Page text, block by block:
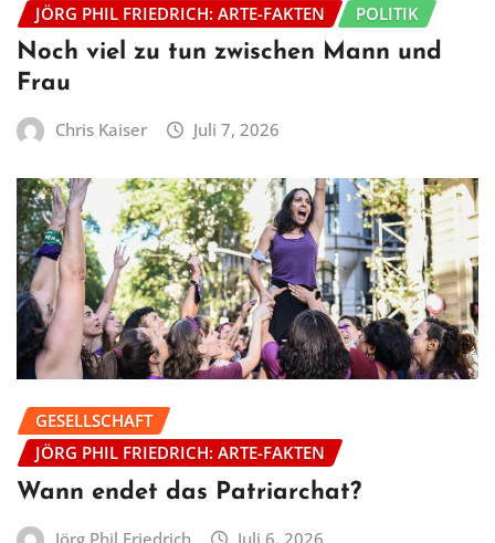
JÖRG PHIL FRIEDRICH: ARTE-FAKTEN
POLITIK
Noch viel zu tun zwischen Mann und
Frau
Chris Kaiser Juli 7, 2026
GESELLSCHAFT
JÖRG PHIL FRIEDRICH: ARTE-FAKTEN
Wann endet das Patriarchat?
Jörg Phil Friedrich Juli 6, 2026